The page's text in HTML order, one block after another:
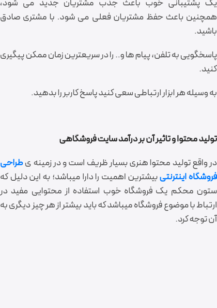
یک پشتیبانی خوب باعث جذب مشتریان جدید می شود،
همچنین باعث حفظ مشتریان فعلی می شود. با مشتری صادق
باشید.
پاسخگویی به تلفن، پیام ها و.. را در سریعترین زمان ممکن پیگیری
کنید.
به وسیله هر ابزار ارتباطی سعی کنید پاسخ کاربر را بدهید.
تولید محتوا و تاثیر آن بر درآمد سایت فروشگاهی
در واقع تولید محتوا هنری بسیار ظریف است و در زمینه‎ ی
طراحی
فروشگاه اینترنتی
بیشترین اهمیت را دارا می‎باشد؛ به این دلیل که
ستون محکم یک فروشگاه خوب استفاده از محتوایی مفید در
ارتباط با موضوع فروشگاه می‎باشد که باید بیشتر از هر چیز دیگری به
آن توجه کرد.